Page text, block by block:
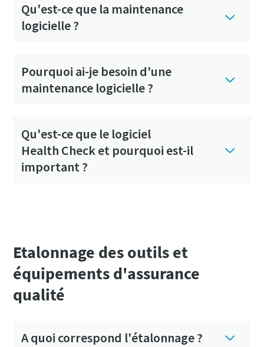
Qu'est-ce que la maintenance
logicielle ?
Pourquoi ai-je besoin d'une
maintenance logicielle ?
Qu'est-ce que le logiciel
Health Check et pourquoi est-il
important ?
Etalonnage des outils et
équipements d'assurance
qualité
A quoi correspond l'étalonnage ?